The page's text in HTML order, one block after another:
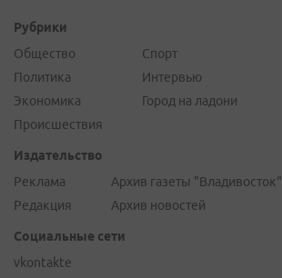
Рубрики
Общество
Политика
Экономика
Происшествия
Спорт
Интервью
Город на ладони
Издательство
Реклама
Редакция
Архив газеты "Владивосток"
Архив новостей
Социальные сети
vkontakte